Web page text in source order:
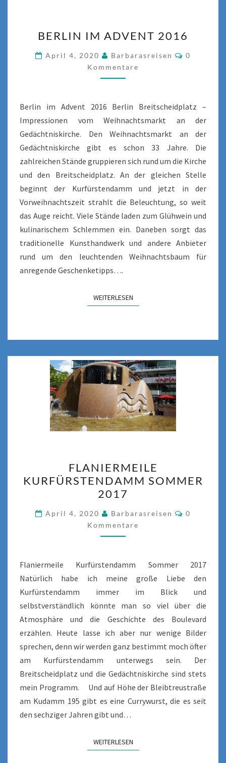
IM
ADVENT
2016
BERLIN IM ADVENT 2016
April 4, 2020 Barbarasreisen
0
Kommentare
Berlin im Advent 2016 Berlin Breitscheidplatz –
Impressionen vom Weihnachtsmarkt an der
Gedächtniskirche. Den Weihnachtsmarkt an der
Gedächtniskirche gibt es schon 33 Jahre. Die
zahlreichen Stände gruppieren sich rund um die Kirche
und den Breitscheidplatz. An der gleichen Stelle
beginnt der Kurfürstendamm und jetzt in der
Vorweihnachtszeit strahlt die Beleuchtung, so weit
das Auge reicht. Viele Stände laden zum Glühwein und
kulinarischem Schlemmen ein. Daneben sorgt das
traditionelle Kunsthandwerk und andere Anbieter
rund um den leuchtenden Weihnachtsbaum für
anregende Geschenketipps….
WEITERLESENWEITERLESEN
KURFÜRSTENDAMM
SOMMER
2017
FLANIERMEILE
KURFÜRSTENDAMM SOMMER
2017
April 4, 2020 Barbarasreisen
0
Kommentare
Flaniermeile Kurfürstendamm Sommer 2017
Natürlich habe ich meine große Liebe den
Kurfürstendamm immer im Blick und
selbstverständlich könnte man so viel über die
Atmosphäre und die Geschichte des Boulevard
erzählen. Heute lasse ich aber nur wenige Bilder
sprechen, denn wir werden ganz bestimmt moch öfter
am Kurfürstendamm unterwegs sein. Der
Breitscheidplatz und die Gedächtniskirche sind stets
mein Programm. Und auf Höhe der Bleibtreustraße
am Kudamm 195 gibt es eine Currywurst, die es seit
den sechziger Jahren gibt und…
WEITERLESENWEITERLESEN